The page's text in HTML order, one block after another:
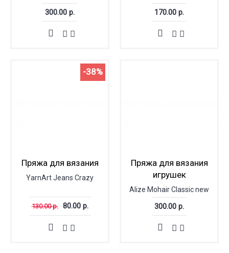
300.00 р. 170.00 р.
-38%
Пряжа для вязания
YarnArt Jeans Crazy
130.00 р. 80.00 р.
Пряжа для вязания
игрушек
Alize Mohair Classic new
300.00 р.